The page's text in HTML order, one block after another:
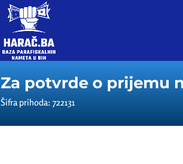
Za potvrde o prijemu
Šifra prihoda: 722131